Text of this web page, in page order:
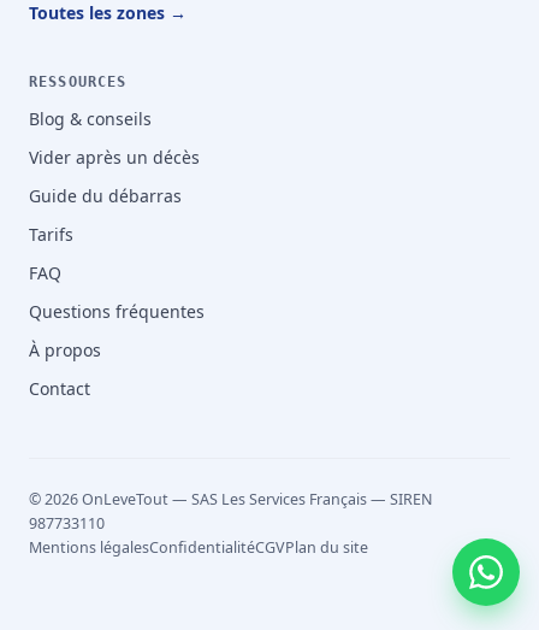
Toutes les zones →
RESSOURCES
Blog & conseils
Vider après un décès
Guide du débarras
Tarifs
FAQ
Questions fréquentes
À propos
Contact
© 2026 OnLeveTout — SAS Les Services Français — SIREN
987733110
Mentions légalesConfidentialitéCGVPlan du site